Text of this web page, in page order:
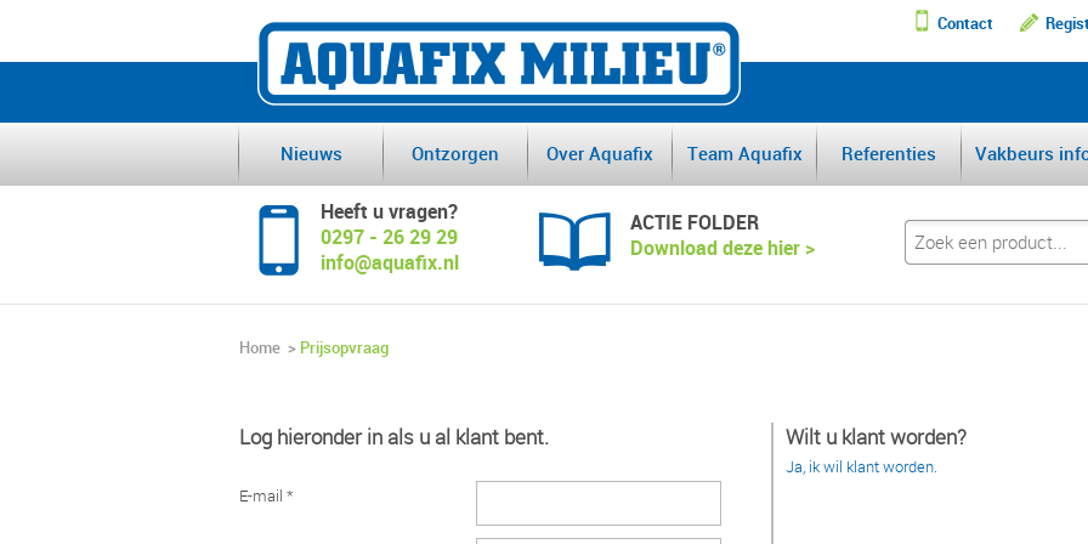
Contact
DE GROOTSTE
Nieuws Ontzorgen Over Aquafix Team Aquafix Referenties Vakbeurs
Heeft u vragen?
0297 - 26 29 29
info@aquafix.nl
ACTIE FOLDER
Download deze hier >
Home > Prijsopvraag
Log hieronder in als u al klant bent.
E-mail *
Wilt u klant worden?
Ja, ik wil klant worden.